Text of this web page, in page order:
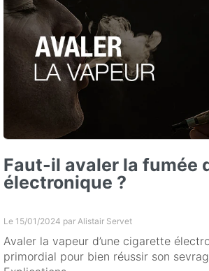
Faut-il avaler la fumée
électronique ?
Le 15/01/2024 par Alistair Servet
Avaler la vapeur d’une cigarette
primordial pour bien réussir son